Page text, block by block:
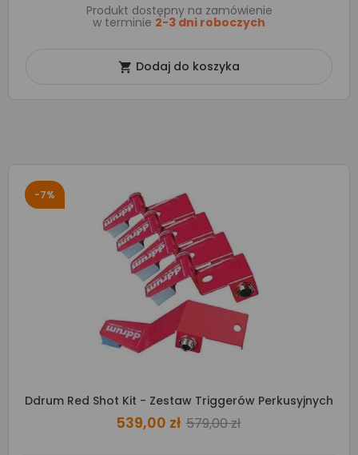
Produkt dostępny na zamówienie
w terminie 2-3 dni roboczych
 Dodaj do koszyka
-7%
Ddrum Red Shot Kit - Zestaw Triggerów Perkusyjnych
539,00 zł 579,00 zł